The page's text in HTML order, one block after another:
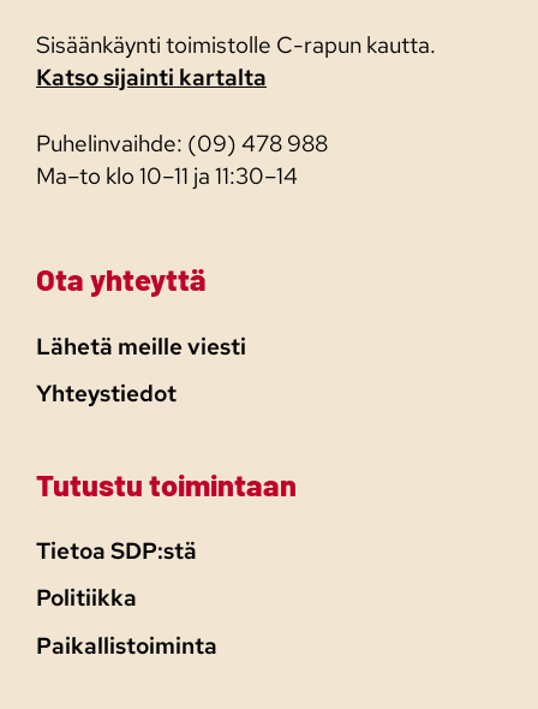
Sisäänkäynti toimistolle C-rapun kautta.
Katso sijainti kartalta
Puhelinvaihde: (09) 478 988
Ma–to klo 10–11 ja 11:30–14
Ota yhteyttä
Lähetä meille viesti
Yhteystiedot
Tutustu toimintaan
Tietoa SDP:stä
Politiikka
Paikallistoiminta